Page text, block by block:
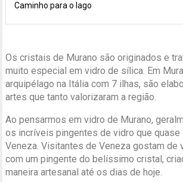
Caminho para o lago
Os cristais de Murano são originados e
muito especial em vidro de sílica. Em
arquipélago na Itália com 7 ilhas, são
artes que tanto valorizaram a região.
Ao pensarmos em vidro de Murano,
os incríveis pingentes de vidro que quase
Veneza. Visitantes de Veneza gostam de
com um pingente do belíssimo cristal,
maneira artesanal até os dias de hoje.